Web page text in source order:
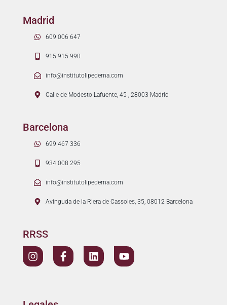
Madrid
609 006 647
915 915 990
info@institutolipedema.com
Calle de Modesto Lafuente, 45 , 28003 Madrid
Barcelona
699 467 336
934 008 295
info@institutolipedema.com
Avinguda de la Riera de Cassoles, 35, 08012 Barcelona
RRSS